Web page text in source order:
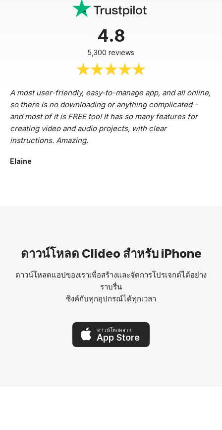
4.8
5,300 reviews
A most user-friendly, easy-to-manage app, and all online,
so there is no downloading or anything complicated -
and most of it is FREE too! It has so many features for
creating video and audio projects, with clear
instructions. Amazing.
Elaine
ดาวน์โหลด Clideo สำหรับ iPhone
ดาวน์โหลดแอปของเราเพื่อสร้างและจัดการโปรเจกต์ได้อย่าง
ราบรื่น
ซิงค์กับทุกอุปกรณ์ได้ทุกเวลา
ดาวน์โหลดจาก
App Store